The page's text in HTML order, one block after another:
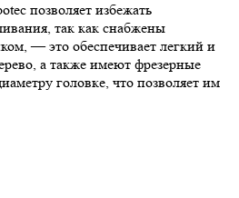
позволяет избежать
так как снабжены
— это обеспечивает легкий и
а также имеют фрезерные
головке, что позволяет им